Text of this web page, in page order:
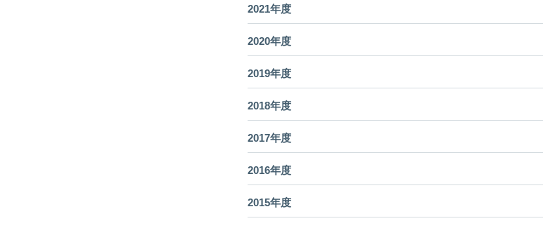
2021年度
2020年度
2019年度
2018年度
2017年度
2016年度
2015年度